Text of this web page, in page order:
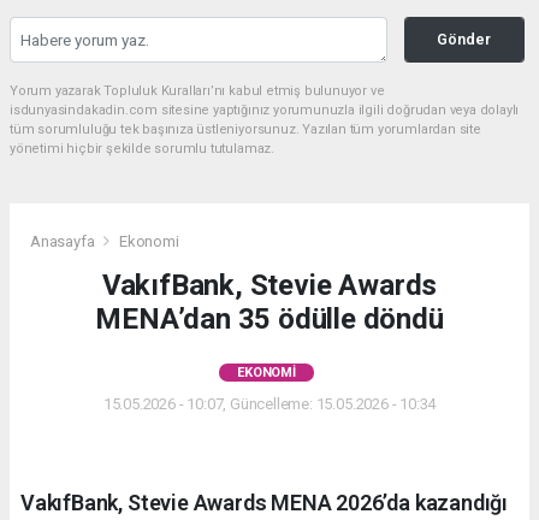
Gönder
Yorum yazarak Topluluk Kuralları’nı kabul etmiş bulunuyor ve
isdunyasindakadin.com sitesine yaptığınız yorumunuzla ilgili doğrudan veya dolaylı
tüm sorumluluğu tek başınıza üstleniyorsunuz. Yazılan tüm yorumlardan site
yönetimi hiçbir şekilde sorumlu tutulamaz.
Anasayfa Ekonomi
VakıfBank, Stevie Awards
MENA’dan 35 ödülle döndü
EKONOMI
15.05.2026 - 10:07, Güncelleme: 15.05.2026 - 10:34
VakıfBank, Stevie Awards MENA 2026’da kazandığı